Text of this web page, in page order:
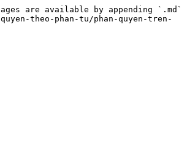
are available by appending `.md`
theo-phan-tu/phan-quyen-tren-